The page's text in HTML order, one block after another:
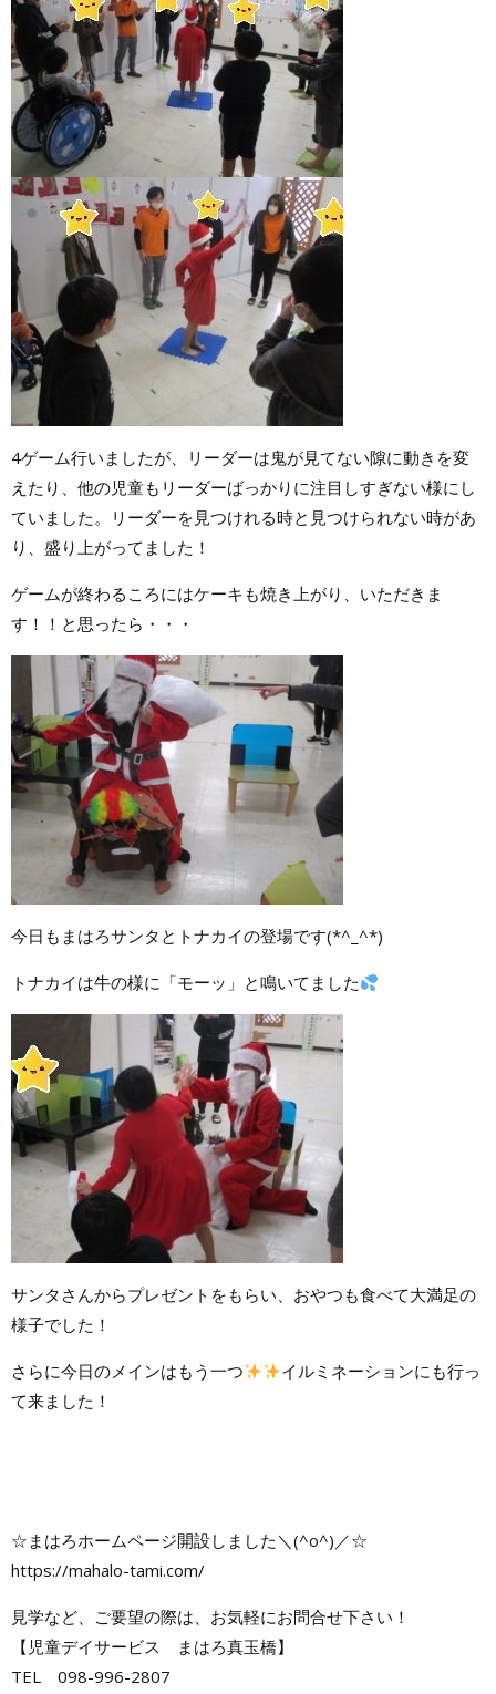
4ゲーム行いましたが、リーダーは鬼が見てない隙に動きを変
えたり、他の児童もリーダーばっかりに注目しすぎない様にし
ていました。リーダーを見つけれる時と見つけられない時があ
り、盛り上がってました！
ゲームが終わるころにはケーキも焼き上がり、いただきま
す！！と思ったら・・・
今日もまはろサンタとトナカイの登場です(*^_^*)
トナカイは牛の様に「モーッ」と鳴いてました
サンタさんからプレゼントをもらい、おやつも食べて大満足の
様子でした！
さらに今日のメインはもう一つ
イルミネーションにも行っ
て来ました！
☆まはろホームページ開設しました＼(^o^)／☆
https://mahalo-tami.com/
見学など、ご要望の際は、お気軽にお問合せ下さい！
【児童デイサービス まはろ真玉橋】
TEL 098-996-2807